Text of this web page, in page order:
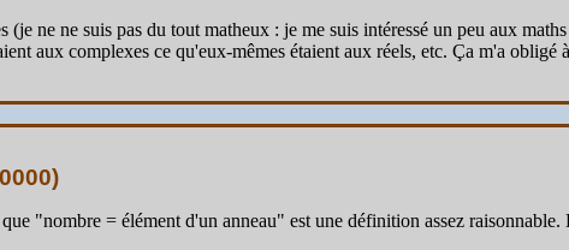
ne ne suis pas du tout matheux : je me suis intéressé un peu aux
aux complexes ce qu'eux-mêmes étaient aux réels, etc. Ça m'a
)
"nombre = élément d'un anneau" est une définition assez